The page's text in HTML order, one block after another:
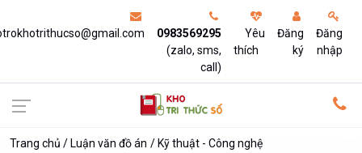
0983569295
(zalo, sms,
call)
Yêu
thích
Đăng
ký
Đăng
nhập
Trang chủ Luận văn đồ án
Kỹ thuật - Công nghệ